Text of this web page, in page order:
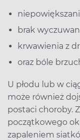
brak
krwawienia z
oraz bóle
U płodu lub w
może również
postaci choroby.
początkowego
zapaleniem